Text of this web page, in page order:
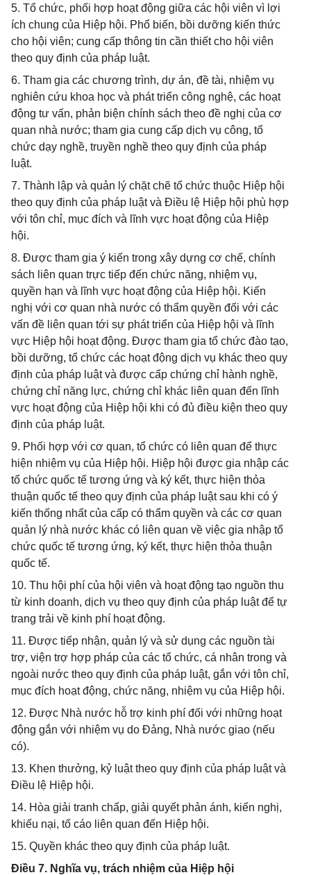
5. Tổ chức, phối hợp hoạt động giữa các hội viên vì lợi
ích chung của Hiệp hội. Phổ biến, bồi dưỡng kiến thức
cho hội viên; cung cấp thông tin cần thiết cho hội viên
theo quy định của pháp luật.
6. Tham gia các chương trình, dự án, đề tài, nhiệm vụ
nghiên cứu khoa học và phát triển công nghệ, các hoạt
động tư vấn, phản biện chính sách theo đề nghị của cơ
quan nhà nước; tham gia cung cấp dịch vụ công, tổ
chức dạy nghề, truyền nghề theo quy định của pháp
luật.
7. Thành lập và quản lý chặt chẽ tổ chức thuộc Hiệp hội
theo quy định của pháp luật và Điều lệ Hiệp hội phù hợp
với tôn chỉ, mục đích và lĩnh vực hoạt động của Hiệp
hội.
8. Được tham gia ý kiến trong xây dựng cơ chế, chính
sách liên quan trực tiếp đến chức năng, nhiệm vụ,
quyền hạn và lĩnh vực hoạt động của Hiệp hội. Kiến
nghị với cơ quan nhà nước có thẩm quyền đối với các
vấn đề liên quan tới sự phát triển của Hiệp hội và lĩnh
vực Hiệp hội hoạt động. Được tham gia tổ chức đào tạo,
bồi dưỡng, tổ chức các hoạt động dịch vụ khác theo quy
định của pháp luật và được cấp chứng chỉ hành nghề,
chứng chỉ năng lực, chứng chỉ khác liên quan đến lĩnh
vực hoạt động của Hiệp hội khi có đủ điều kiện theo quy
định của pháp luật.
9. Phối hợp với cơ quan, tổ chức có liên quan để thực
hiện nhiệm vụ của Hiệp hội. Hiệp hội được gia nhập các
tổ chức quốc tế tương ứng và ký kết, thực hiện thỏa
thuận quốc tế theo quy định của pháp luật sau khi có ý
kiến thống nhất của cấp có thẩm quyền và các cơ quan
quản lý nhà nước khác có liên quan về việc gia nhập tổ
chức quốc tế tương ứng, ký kết, thực hiện thỏa thuận
quốc tế.
10. Thu hội phí của hội viên và hoạt động tạo nguồn thu
từ kinh doanh, dịch vụ theo quy định của pháp luật để tự
trang trải về kinh phí hoạt động.
11. Được tiếp nhận, quản lý và sử dụng các nguồn tài
trợ, viện trợ hợp pháp của các tổ chức, cá nhân trong và
ngoài nước theo quy định của pháp luật, gắn với tôn chỉ,
mục đích hoạt động, chức năng, nhiệm vụ của Hiệp hội.
12. Được Nhà nước hỗ trợ kinh phí đối với những hoạt
động gắn với nhiệm vụ do Đảng, Nhà nước giao (nếu
có).
13. Khen thưởng, kỷ luật theo quy định của pháp luật và
Điều lệ Hiệp hội.
14. Hòa giải tranh chấp, giải quyết phản ánh, kiến nghị,
khiếu nại, tố cáo liên quan đến Hiệp hội.
15. Quyền khác theo quy định của pháp luật.
Điều 7. Nghĩa vụ, trách nhiệm của Hiệp hội